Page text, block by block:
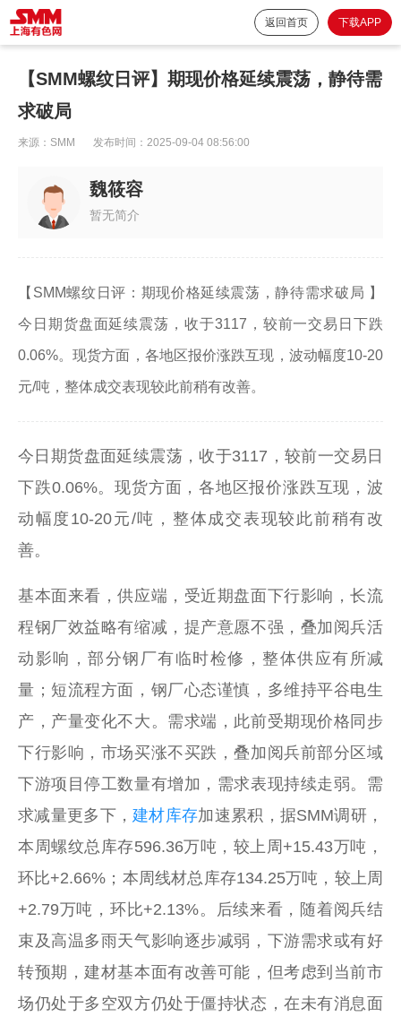
返回首页 下载APP
【SMM螺纹日评】期现价格延续震荡，静待需
求破局
来源： SMM 发布时间： 2025-09-04 08:56:00
魏筱容
暂无简介
【SMM螺纹日评：期现价格延续震荡，静待需求破局 】
今日期货盘面延续震荡，收于3117，较前一交易日下跌
0.06%。现货方面，各地区报价涨跌互现，波动幅度10-20
元/吨，整体成交表现较此前稍有改善。
今日期货盘面延续震荡，收于3117，较前一交易日
下跌0.06%。现货方面，各地区报价涨跌互现，波
动幅度10-20元/吨，整体成交表现较此前稍有改
善。
基本面来看，供应端，受近期盘面下行影响，长流
程钢厂效益略有缩减，提产意愿不强，叠加阅兵活
动影响，部分钢厂有临时检修，整体供应有所减
量；短流程方面，钢厂心态谨慎，多维持平谷电生
产，产量变化不大。需求端，此前受期现价格同步
下行影响，市场买涨不买跌，叠加阅兵前部分区域
下游项目停工数量有增加，需求表现持续走弱。需
求减量更多下，建材库存加速累积，据SMM调研，
本周螺纹总库存596.36万吨，较上周+15.43万吨，
环比+2.66%；本周线材总库存134.25万吨，较上周
+2.79万吨，环比+2.13%。后续来看，随着阅兵结
束及高温多雨天气影响逐步减弱，下游需求或有好
转预期，建材基本面有改善可能，但考虑到当前市
场仍处于多空双方仍处于僵持状态，在未有消息面